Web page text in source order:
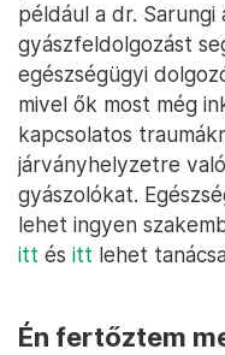
például a dr.
gyászfeldolgozást
egészségügyi
mivel ők most még
kapcsolatos
járványhelyzetre
gyászolókat.
lehet ingyen
itt és itt lehet
Én fertőztem